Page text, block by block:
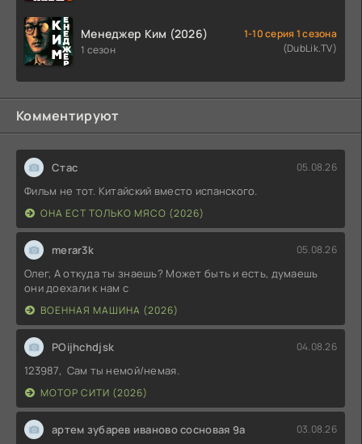
Менеджер Ким (2026)
1 сезон
1-10 серия 1 сезона
(DubLik.TV)
Комментируют
Стас 05.08.26
Фильм не тот. Китайский вместо испанского.
ОНА ЕСТ ТОЛЬКО МЯСО (2026)
merar3k 05.08.26
Олег, А откуда ты знаешь? Может быть и есть, думаешь
они доехали к нам с
ВОЕННАЯ МАШИНА (2026)
POijhchdjsk 04.08.26
123987, Сам ты немой/немая.
МОТОР СИТИ (2026)
артем зубарев иваново сосновая 9а 03.08.26